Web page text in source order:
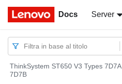
Docs Server
Docs
Filtra in base al titolo
ThinkSystem ST650 V3 Types 7D7A,
7D7B